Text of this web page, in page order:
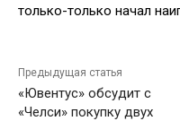
только-только начал
Предыдущая статья
«Ювентус» обсудит с
«Челси» покупку двух